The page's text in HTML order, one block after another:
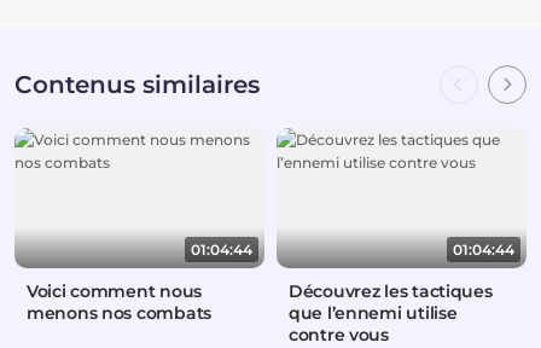
Contenus similaires
01:04:44
Voici comment nous
menons nos combats
01:04:44
Découvrez les tactiques
que l’ennemi utilise
contre vous